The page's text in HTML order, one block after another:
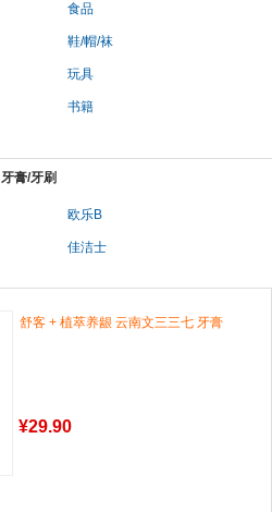
食品
鞋/帽/袜
玩具
书籍
牙膏/牙刷
欧乐B
佳洁士
舒客 + 植萃养龈 云南文三三七 牙膏
¥29.90